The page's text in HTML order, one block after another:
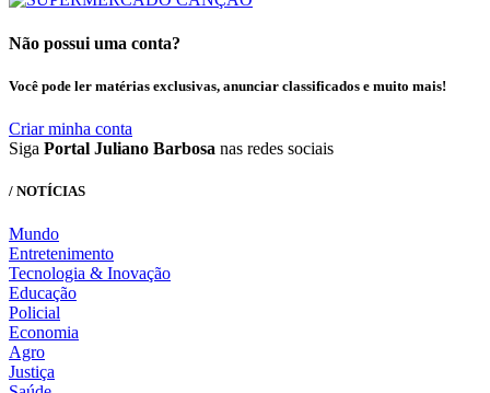
Não possui uma conta?
Você pode ler matérias exclusivas, anunciar classificados e muito mais!
Criar minha conta
Siga Portal Juliano Barbosa nas redes sociais
/ NOTÍCIAS
Mundo
Entretenimento
Tecnologia & Inovação
Educação
Policial
Economia
Agro
Justiça